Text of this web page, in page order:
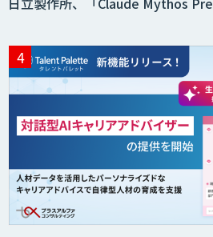
saki-mori
AI・DXコンサル
AI受託開発（